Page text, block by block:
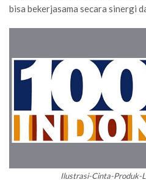
bisa bekerjasama secara sinergi
Ilustrasi-Cinta-Produk-